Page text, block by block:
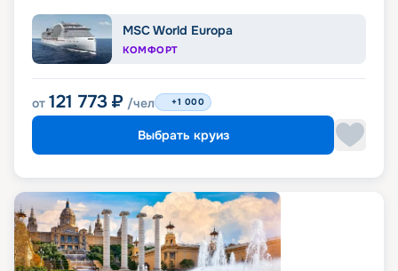
MSC World Europa
КОМФОРТ
от 121 773 ₽ /чел +1 000
Выбрать круиз